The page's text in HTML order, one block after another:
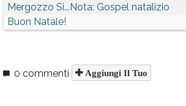
Mergozzo Si...Nota: Gospel natalizio
Buon Natale!
0 commenti Aggiungi Il Tuo